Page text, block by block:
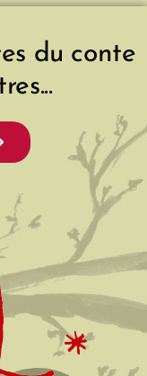
du conte